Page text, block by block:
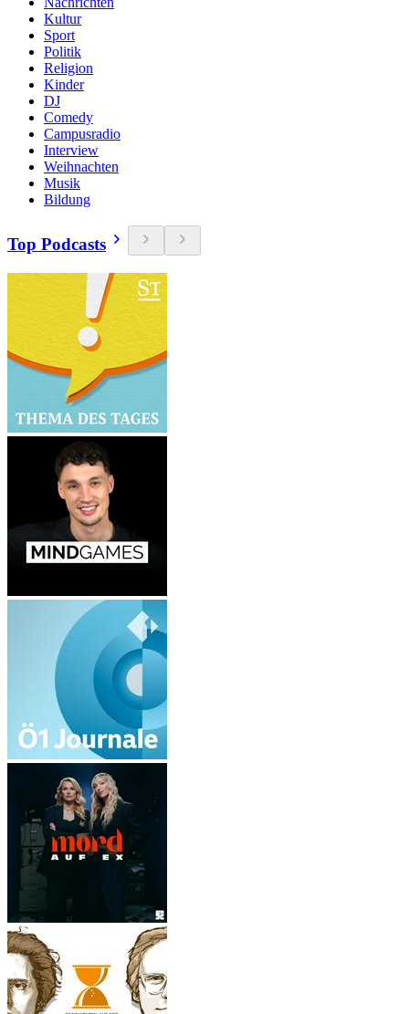
Kultur
Sport
Politik
Religion
Kinder
DJ
Comedy
Campusradio
Interview
Weihnachten
Musik
Bildung
Top Podcasts